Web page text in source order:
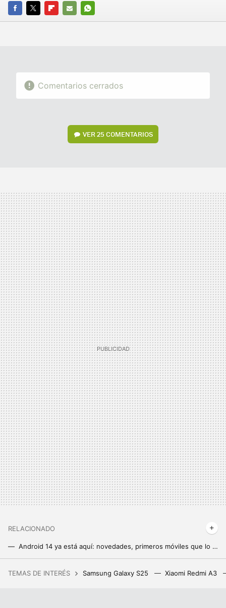
FACEBOOK
TWITTERFLIPBOARD
E-
WHATSAPP
Comentarios cerrados
VER25 COMENTARIOS
RELACIONADO
Android 14 ya está aquí: novedades, primeros móviles que lo reciben y cómo actualizar
TEMAS DE INTERÉS Samsung Galaxy S25 Xiaomi Redmi A3